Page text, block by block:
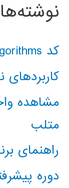
کد classical AI search algorithms
کاربردهای
مشاهده
متلب
راهنمای
دوره